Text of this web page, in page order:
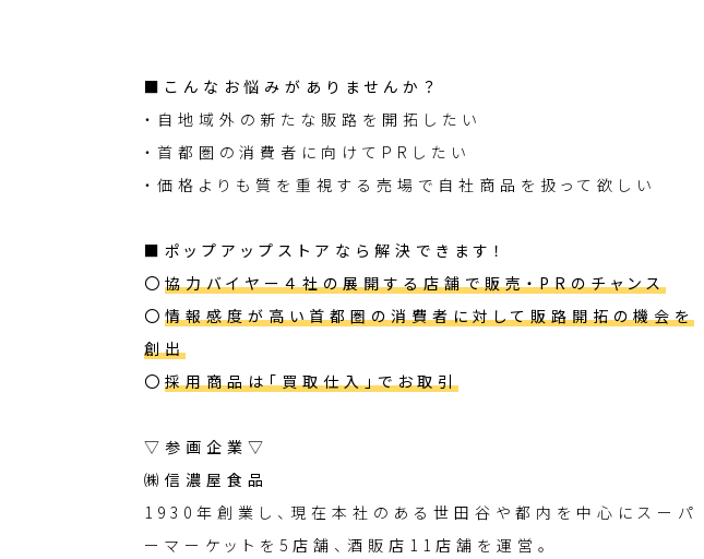
■こんなお悩みがありませんか？
・自地域外の新たな販路を開拓したい
・首都圏の消費者に向けてPRしたい
・価格よりも質を重視する売場で自社商品を扱って欲しい
■ポップアップストアなら解決できます！
〇 協力バイヤー４社の展開する店舗で販売・PRのチャンス
〇 情報感度が高い首都圏の消費者に対して販路開拓の機会を
創出
〇 採用商品は「買取仕入」でお取引
▽参画企業▽
㈱信濃屋食品
1930年創業し、現在本社のある世田谷や都内を中心にスーパ
ーマーケットを5店舗、酒販店11店舗を運営。